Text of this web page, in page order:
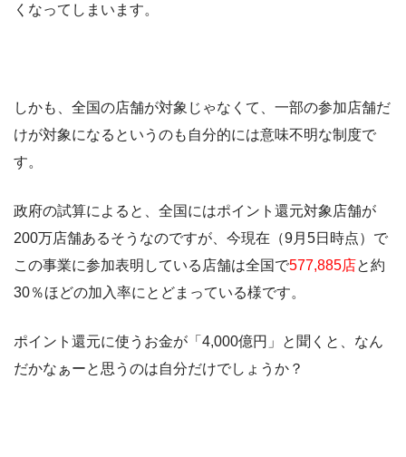
くなってしまいます。
しかも、全国の店舗が対象じゃなくて、一部の参加店舗だ
けが対象になるというのも自分的には意味不明な制度で
す。
政府の試算によると、全国にはポイント還元対象店舗が
200万店舗あるそうなのですが、今現在（9月5日時点）で
この事業に参加表明している店舗は全国で577,885店と約
30％ほどの加入率にとどまっている様です。
ポイント還元に使うお金が「4,000億円」と聞くと、なん
だかなぁーと思うのは自分だけでしょうか？